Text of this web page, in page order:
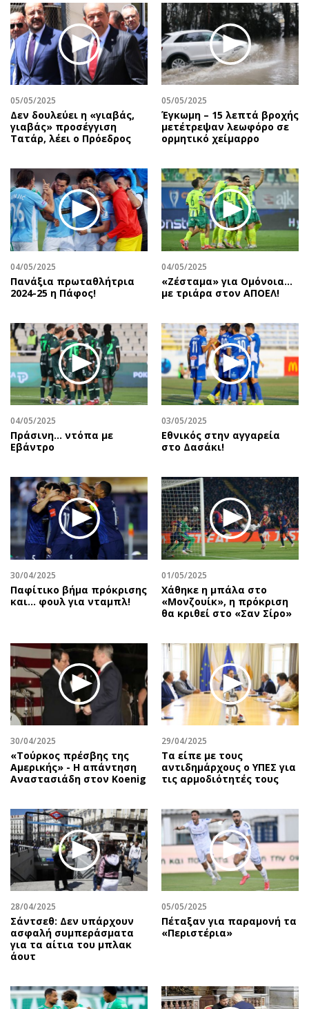
05/05/2025
Δεν δουλεύει η «γιαβάς,
γιαβάς» προσέγγιση
Τατάρ, λέει ο Πρόεδρος
05/05/2025
Έγκωμη – 15 λεπτά βροχής
μετέτρεψαν λεωφόρο σε
ορμητικό χείμαρρο
04/05/2025
Πανάξια πρωταθλήτρια
2024-25 η Πάφος!
04/05/2025
«Ζέσταμα» για Ομόνοια…
με τριάρα στον ΑΠΟΕΛ!
04/05/2025
Πράσινη... ντόπα με
Εβάντρο
03/05/2025
Εθνικός στην αγγαρεία
στο Δασάκι!
30/04/2025
Παφίτικο βήμα πρόκρισης
και… φουλ για νταμπλ!
01/05/2025
Χάθηκε η μπάλα στο
«Μονζουίκ», η πρόκριση
θα κριθεί στο «Σαν Σίρο»
30/04/2025
«Τούρκος πρέσβης της
Αμερικής» - Η απάντηση
Αναστασιάδη στον Koenig
29/04/2025
Τα είπε με τους
αντιδημάρχους ο ΥΠΕΣ για
τις αρμοδιότητές τους
28/04/2025
Σάντσεθ: Δεν υπάρχουν
ασφαλή συμπεράσματα
για τα αίτια του μπλακ
άουτ
05/05/2025
Πέταξαν για παραμονή τα
«Περιστέρια»